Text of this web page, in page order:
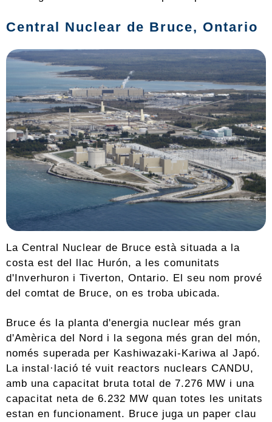
Central Nuclear de Bruce, Ontario
La Central Nuclear de Bruce està situada a la
costa est del llac Hurón, a les comunitats
d'Inverhuron i Tiverton, Ontario. El seu nom prové
del comtat de Bruce, on es troba ubicada.
Bruce és la planta d'energia nuclear més gran
d'Amèrica del Nord i la segona més gran del món,
només superada per Kashiwazaki-Kariwa al Japó.
La instal·lació té vuit reactors nuclears CANDU,
amb una capacitat bruta total de 7.276 MW i una
capacitat neta de 6.232 MW quan totes les unitats
estan en funcionament. Bruce juga un paper clau